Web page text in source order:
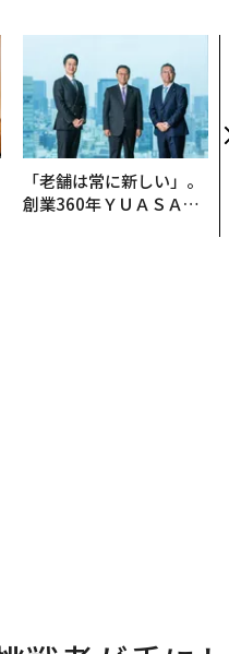
「老舗は常に新しい」。
創業360年ＹＵＡＳＡと